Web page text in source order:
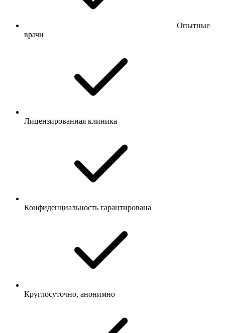
Опытные
врачи
Лицензированная клиника
Конфиденциальность гарантирована
Круглосуточно, анонимно